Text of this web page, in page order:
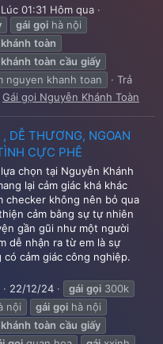
Lúc 01:31 Hôm qua
gái gọi hà nội
khánh toàn
khánh toàn cầu giấy
nguyen khanh toan
Trả
Gái gọi Nguyễn Khánh Toàn
, DỄ THƯƠNG, NGOAN
CỰC PHÊ
chọn tại Nguyễn Khánh
lại cảm giác khá khác
checker không nên bỏ qua
cảm bằng sự tự nhiên
gần gũi như một người
dễ nhận ra từ em là sự
có cảm giác công nghiệp.
22/12/24 gái gọi 300k
nội gái gọi hà nội
khánh toàn cầu giấy